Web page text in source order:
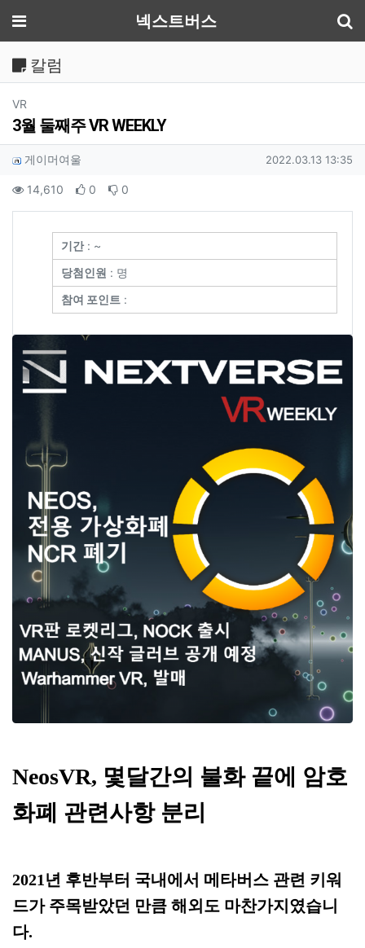
메뉴 넥스트버스
칼럼
VR
3월 둘째주 VR WEEKLY
작성자 정보
게이머여울 작성일
2022.03.13 13:35
컨텐츠 정보
14,610 조회 0 추천 0
기간: ~
당첨인원 : 명
참여 포인트 :
NeosVR, 몇달간의 불화 끝에 암호
화폐 관련사항 분리
2021년 후반부터 국내에서 메타버스 관련 키워
드가 주목받았던 만큼 해외도 마찬가지였습니
다.